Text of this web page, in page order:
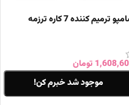
ترمیم کننده 7 کاره ترزمه
تومان
موجود شد خبرم کن!